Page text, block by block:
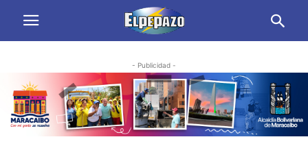
- Publicidad -